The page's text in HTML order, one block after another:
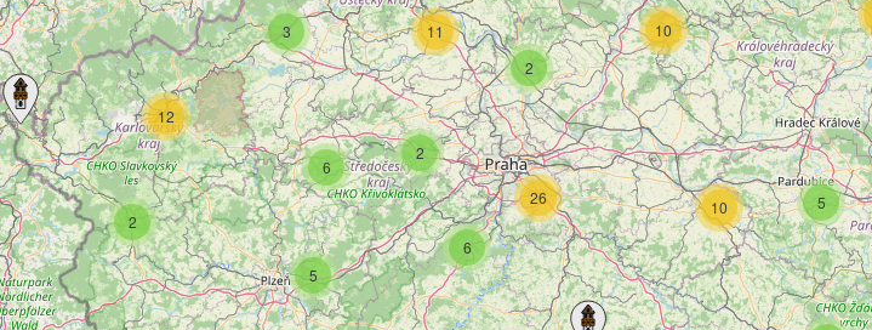
2
5
6
12
3
2
2
11
5
26 10
10
6